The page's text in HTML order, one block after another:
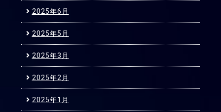
2025年6月
2025年5月
2025年3月
2025年2月
2025年1月